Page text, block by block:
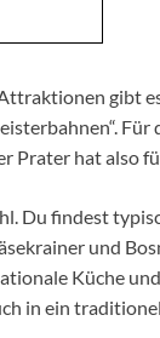
gibt
Prater hat also
Du findest
und
Küche
in ein